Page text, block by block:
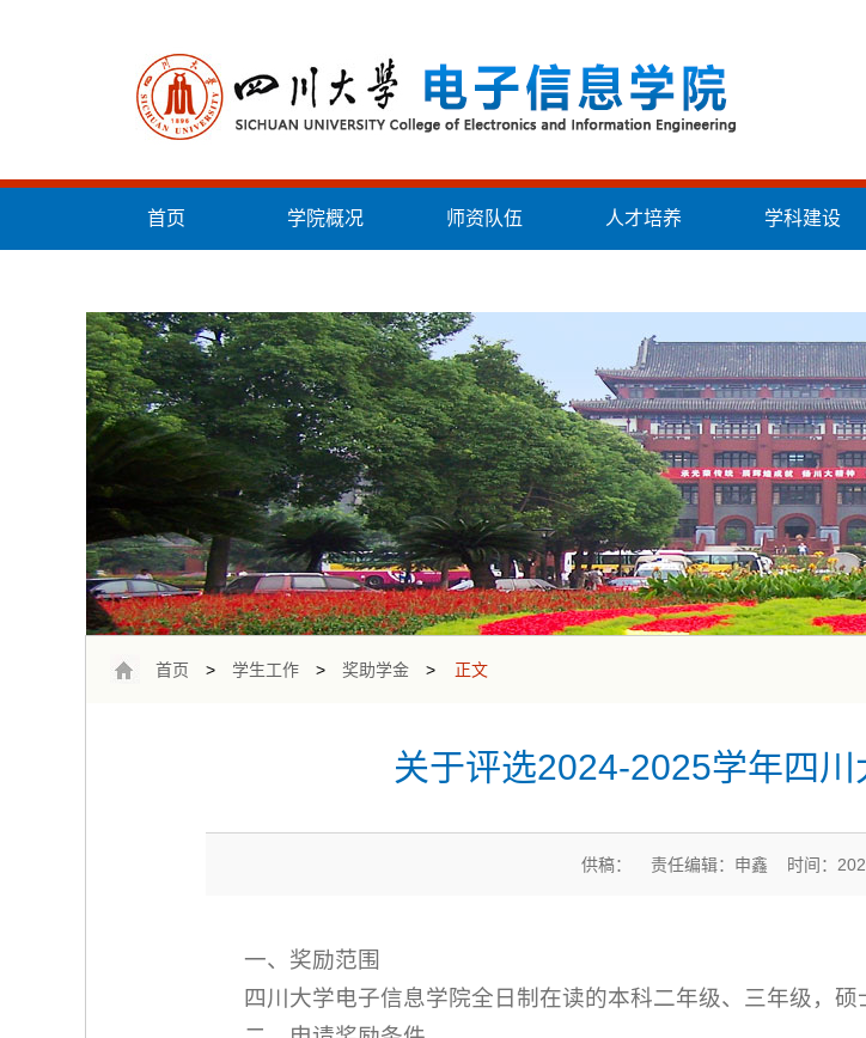
首页 学院概况 师资队伍 人才培养 学科建设
首页 > 学生工作 > 奖助学金 > 正文
关于评选2024-2025学年四
供稿： 责任编辑：申鑫 时间：
一、奖励范围
四川大学电子信息学院全日制在读的本科二年级、三年级，硕